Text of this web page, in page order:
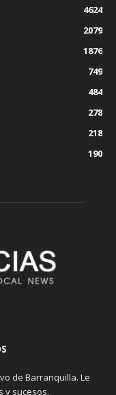
4624
2079
1876
749
484
278
218
190
de Barranquilla. Le
y sucesos.